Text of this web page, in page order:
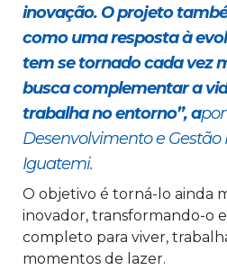
inovação. O projeto
como uma resposta à
tem se tornado cada vez
busca complementar a
trabalha no entorno”, a
Desenvolvimento e
Iguatemi.
O objetivo é torná-lo ainda
inovador, transformando-o
completo para viver,
momentos de lazer.